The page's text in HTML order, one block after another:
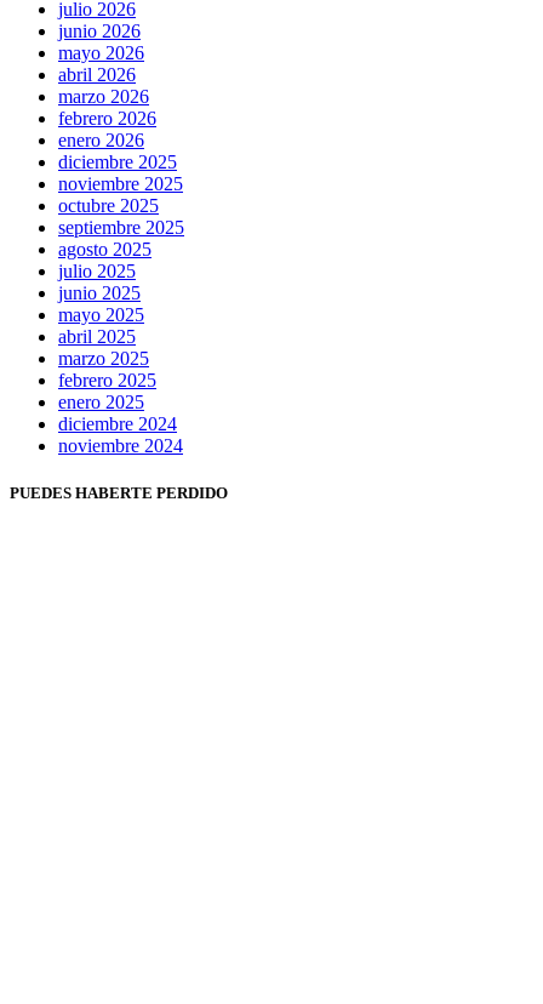
julio 2026
junio 2026
mayo 2026
abril 2026
marzo 2026
febrero 2026
enero 2026
diciembre 2025
noviembre 2025
octubre 2025
septiembre 2025
agosto 2025
julio 2025
junio 2025
mayo 2025
abril 2025
marzo 2025
febrero 2025
enero 2025
diciembre 2024
noviembre 2024
PUEDES HABERTE PERDIDO